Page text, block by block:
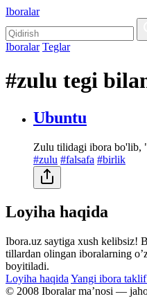
Iboralar
Iboralar Teglar
#zulu tegi
Ubuntu
Zulu tilidagi ibora bo'lib,
#zulu #falsafa #birlik
Loyiha haqida
Ibora.uz saytiga xush kelibsiz!
tillardan olingan iboralarning
boyitiladi.
Loyiha haqida Yangi ibora
© 2008 Iboralar maʼnosi —